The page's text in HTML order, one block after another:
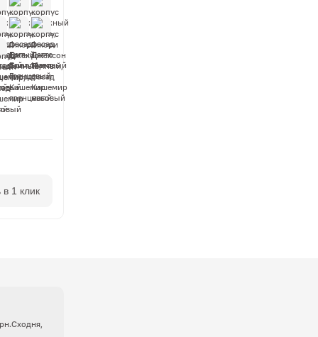
в 1 клик